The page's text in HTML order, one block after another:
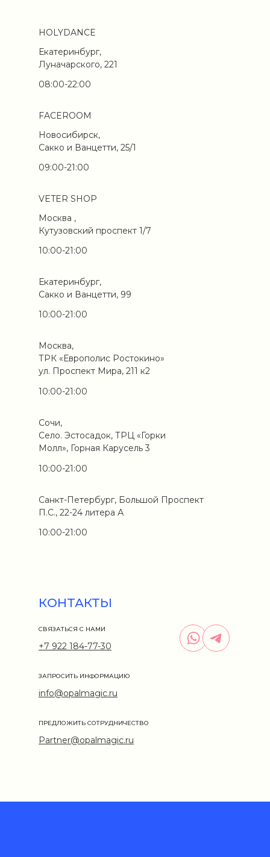
10:00-21:00
Санкт-Петербург, Большой Проспект
П.С., 22-24 литера А
10:00-21:00
Сочи,
Село. Эстосадок, ТРЦ «Горки
Молл», Горная Карусель 3
10:00-21:00
Москва,
ТРК «Европолис Ростокино»
ул. Проспект Мира, 211 к2
Екатеринбург,
Луначарского, 221
HOLYDANCE
08:00-22:00
10:00-21:00
Екатеринбург,
Сакко и Ванцетти, 99
FACEROOM
Новосибирск,
Сакко и Ванцетти, 25/1
09:00-21:00
VETER SHOP
Москва ,
Кутузовский проспект 1/7
10:00-21:00
КОНТАКТЫ
info@opalmagic.ru
+7 922 184-77-30
СВЯЗАТЬСЯ С НАМИ
ЗАПРОСИТЬ ИНФОРМАЦИЮ
Partner@opalmagic.ru
ПРЕДЛОЖИТЬ СОТРУДНИЧЕСТВО